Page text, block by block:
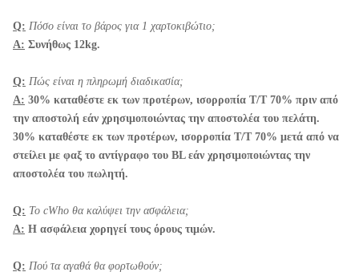
Q: Πόσο είναι το βάρος για 1 χαρτοκιβώτιο;
Α: Συνήθως 12kg.
Q: Πώς είναι η πληρωμή διαδικασία;
Α: 30% καταθέστε εκ των προτέρων, ισορροπία T/T 70% πριν από
την αποστολή εάν χρησιμοποιώντας την αποστολέα του πελάτη.
30% καταθέστε εκ των προτέρων, ισορροπία T/T 70% μετά από να
στείλει με φαξ το αντίγραφο του BL εάν χρησιμοποιώντας την
αποστολέα του πωλητή.
Q: Το cWho θα καλύψει την ασφάλεια;
Α: Η ασφάλεια χορηγεί τους όρους τιμών.
Q: Πού τα αγαθά θα φορτωθούν;